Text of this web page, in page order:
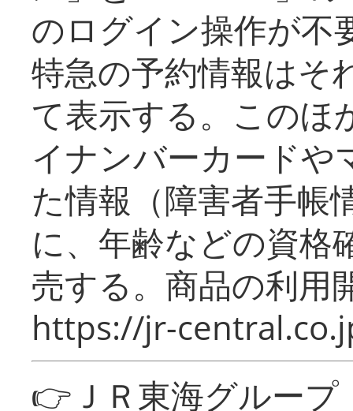
のログイン操作が不
特急の予約情報はそ
て表示する。このほ
イナンバーカードや
た情報（障害者手帳
に、年齢などの資格
売する。商品の利用
https://jr-
👉ＪＲ東海グルー